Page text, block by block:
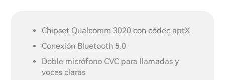
Chipset Qualcomm 3020 con códec aptX
Conexión Bluetooth 5.0
Doble micrófono CVC para llamadas y
voces claras